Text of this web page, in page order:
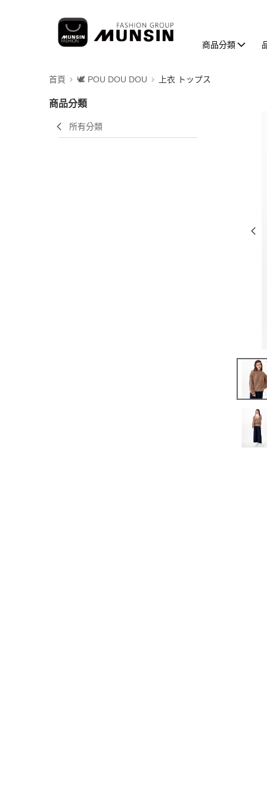
商品分類
首頁 🕊️ POU DOU DOU 上衣 トップス
商品分類
所有分類